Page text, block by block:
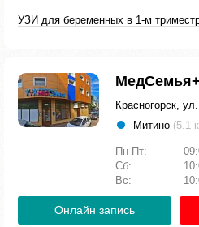
УЗИ для беременных в 1-м
МедСемья+
Красногорск,
Митино (5.1
Пн-Пт:
Сб:
Вс:
Онлайн запись